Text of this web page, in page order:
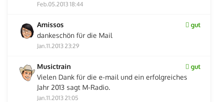
Feb.05.2013 18:44
Amissos gut
dankeschön für die Mail
Jan.11.2013 23:29
Musictrain gut
Vielen Dank für die e-mail und ein erfolgreiches
Jahr 2013 sagt M-Radio.
Jan.11.2013 21:05